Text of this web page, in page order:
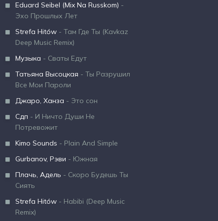
Eduard Seibel (Mix Na Russkom) -
Эхо Прошлых Лет
Strefa Hitów - Там Где Ты (Kavkaz
Deep Music Remix)
Музыка - Сваты Едут
Татьяна Высоцкая - Ты Разрушил
Все Мои Пароли
Джаро, Ханза - Это сон
Сдп - И Ничто Души Не
Потревожит
Kimo Sounds - Plain And Simple
Gurbanov, Рэви - Южная
Плачь, Адель - Скоро Будешь Ты
Сиять
Strefa Hitów - Habibi (Deep Music
Remix)